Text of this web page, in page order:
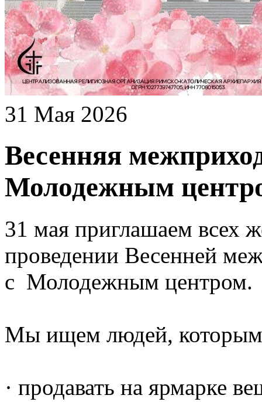
31 Мая 2026
Весенняя
Молодежным
31 мая приглашаем всех
проведении Весенней
с Молодежным центром.
Мы ищем людей, которым
· продавать на ярмарке